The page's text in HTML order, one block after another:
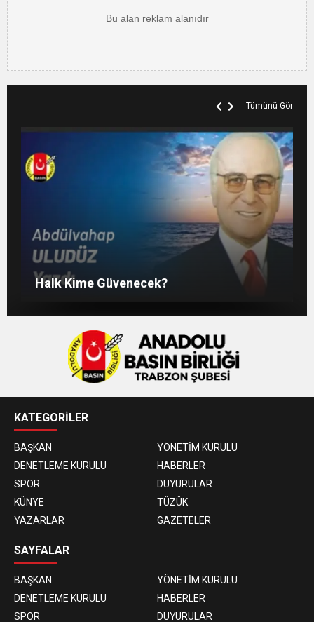
Tümünü Gör
Liyakatsiz Yöneticiler…
Halk Kime Güvenecek?
SOSYAL MEDYADAKİ FUTBOL
KATEGORİLER
BAŞKAN
YÖNETİM KURULU
DENETLEME KURULU
HABERLER
SPOR
DUYURULAR
KÜNYE
TÜZÜK
YAZARLAR
GAZETELER
SAYFALAR
BAŞKAN
YÖNETİM KURULU
DENETLEME KURULU
HABERLER
SPOR
DUYURULAR